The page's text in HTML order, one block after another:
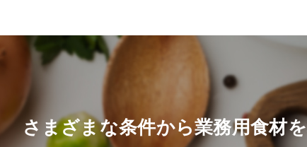
さまざまな条件から業務用食材